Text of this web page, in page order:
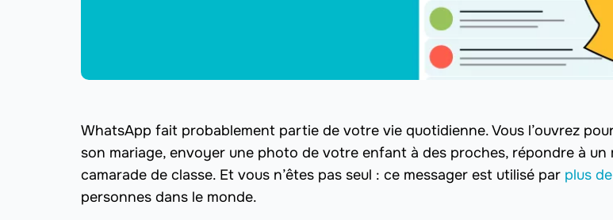
WhatsApp fait probablement partie de votre vie quotidienne. Vous l’ouvrez
son mariage, envoyer une photo de votre enfant à des proches, répondre à un
camarade de classe. Et vous n’êtes pas seul : ce messager est utilisé par plus
personnes dans le monde.